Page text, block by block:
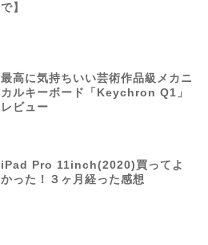
で】
最高に気持ちいい芸術作品級メカニ
カルキーボード「Keychron Q1」
レビュー
iPad Pro 11inch(2020)買ってよ
かった！３ヶ月経った感想